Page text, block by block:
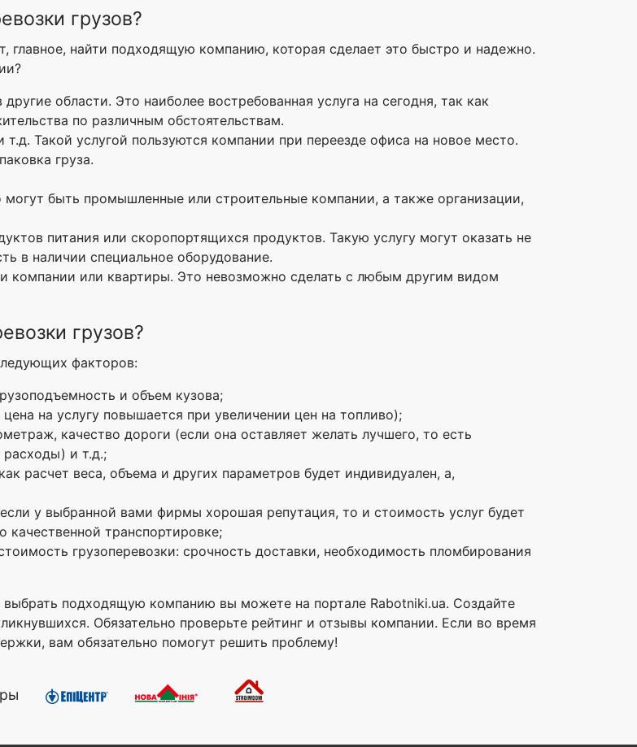
грузов?
главное, найти подходящую компанию, которая сделает это быстро и надежно.
области. Это наиболее востребованная услуга на сегодня, так как
по различным обстоятельствам.
Такой услугой пользуются компании при переезде офиса на новое место.
груза.
быть промышленные или строительные компании, а также организации,
питания или скоропортящихся продуктов. Такую услугу могут оказать не
в наличии специальное оборудование.
компании или квартиры. Это невозможно сделать с любым другим видом
грузов?
факторов:
и объем кузова;
на услугу повышается при увеличении цен на топливо);
качество дороги (если она оставляет желать лучшего, то есть
расходы) и т.д.;
расчет веса, объема и других параметров будет индивидуален, а,
у выбранной вами фирмы хорошая репутация, то и стоимость услуг будет
качественной транспортировке;
грузоперевозки: срочность доставки, необходимость пломбирования
подходящую компанию вы можете на портале Rabotniki.ua. Создайте
Обязательно проверьте рейтинг и отзывы компании. Если во время
вам обязательно помогут решить проблему!